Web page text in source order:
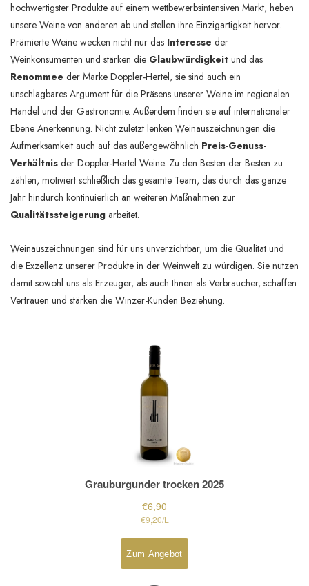
hochwertigster Produkte auf einem wettbewerbsintensiven Markt, heben
unsere Weine von anderen ab und stellen ihre Einzigartigkeit hervor.
Prämierte Weine wecken nicht nur das Interesse der
Weinkonsumenten und stärken die Glaubwürdigkeit und das
Renommee der Marke Doppler-Hertel, sie sind auch ein
unschlagbares Argument für die Präsens unserer Weine im regionalen
Handel und der Gastronomie. Außerdem finden sie auf internationaler
Ebene Anerkennung. Nicht zuletzt lenken Weinauszeichnungen die
Aufmerksamkeit auch auf das außergewöhnlich Preis-Genuss-
Verhältnis der Doppler-Hertel Weine. Zu den Besten der Besten zu
zählen, motiviert schließlich das gesamte Team, das durch das ganze
Jahr hindurch kontinuierlich an weiteren Maßnahmen zur
Qualitätssteigerung arbeitet.
Weinauszeichnungen sind für uns unverzichtbar, um die Qualität und
die Exzellenz unserer Produkte in der Weinwelt zu würdigen. Sie nutzen
damit sowohl uns als Erzeuger, als auch Ihnen als Verbraucher, schaffen
Vertrauen und stärken die Winzer-Kunden Beziehung.